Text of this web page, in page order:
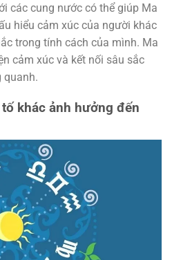
các cung nước có thể giúp Ma
hiểu cảm xúc của người khác
trong tính cách của mình. Ma
cảm xúc và kết nối sâu sắc
quanh.
khác ảnh hưởng đến